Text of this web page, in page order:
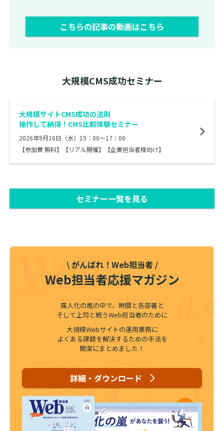
こちらの記事の動画はこちら
大規模CMS成功セミナー
大規模サイトCMS成功の法則
操作して納得！CMS比較体験セミナー
2026年9月16日（水）15：00～17：00
【参加費 無料】【リアル開催】【企業担当者様向け】
セミナー一覧を見る
\ がんばれ！Web担当者 /
Web担当者応援マガジン
属人化の嵐の中で、時間と各部署と
そして上司と戦うWeb担当者のために
大規模Webサイトの運用業務に
よくある課題を解決するための手法を
簡潔にまとめました！
詳細・ダウンロード